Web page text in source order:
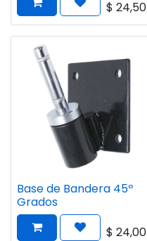
$ 24,50
Base de Bandera 45º
Grados
$ 24,00